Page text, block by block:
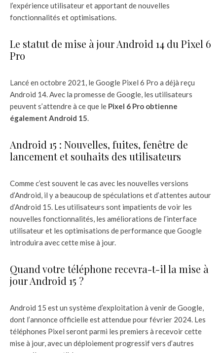
l’expérience utilisateur et apportant de nouvelles
fonctionnalités et optimisations.
Le statut de mise à jour Android 14 du Pixel 6
Pro
Lancé en octobre 2021, le Google Pixel 6 Pro a déjà reçu
Android 14. Avec la promesse de Google, les utilisateurs
peuvent s’attendre à ce que le Pixel 6 Pro obtienne
également Android 15.
Android 15 : Nouvelles, fuites, fenêtre de
lancement et souhaits des utilisateurs
Comme c’est souvent le cas avec les nouvelles versions
d’Android, il y a beaucoup de spéculations et d’attentes autour
d’Android 15. Les utilisateurs sont impatients de voir les
nouvelles fonctionnalités, les améliorations de l’interface
utilisateur et les optimisations de performance que Google
introduira avec cette mise à jour.
Quand votre téléphone recevra-t-il la mise à
jour Android 15 ?
Android 15 est un système d’exploitation à venir de Google,
dont l’annonce officielle est attendue pour février 2024. Les
téléphones Pixel seront parmi les premiers à recevoir cette
mise à jour, avec un déploiement progressif vers d’autres